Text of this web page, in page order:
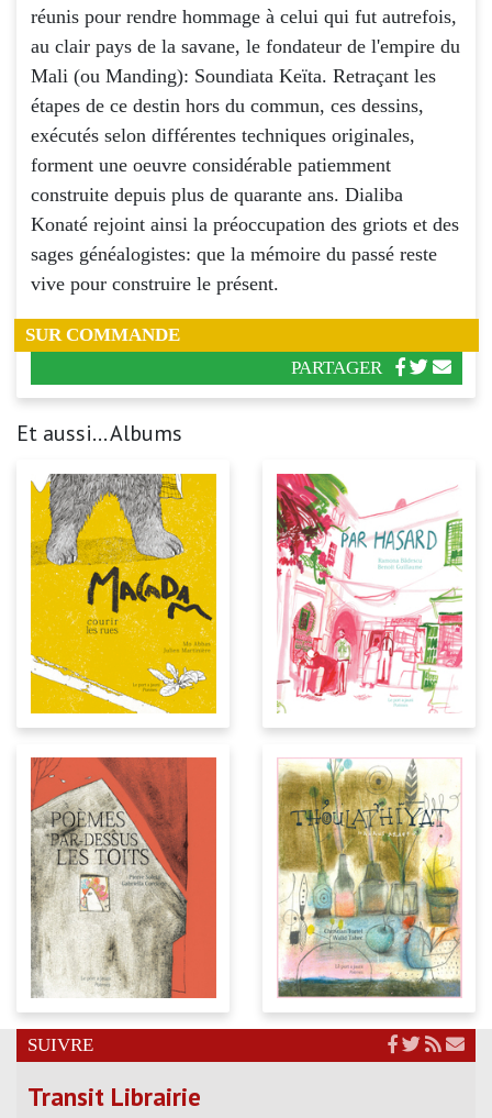
réunis pour rendre hommage à celui qui fut autrefois,
au clair pays de la savane, le fondateur de l'empire du
Mali (ou Manding): Soundiata Keïta. Retraçant les
étapes de ce destin hors du commun, ces dessins,
exécutés selon différentes techniques originales,
forment une oeuvre considérable patiemment
construite depuis plus de quarante ans. Dialiba
Konaté rejoint ainsi la préoccupation des griots et des
sages généalogistes: que la mémoire du passé reste
vive pour construire le présent.
SUR COMMANDE
PARTAGER
Et aussi... Albums
SUIVRE
Transit Librairie